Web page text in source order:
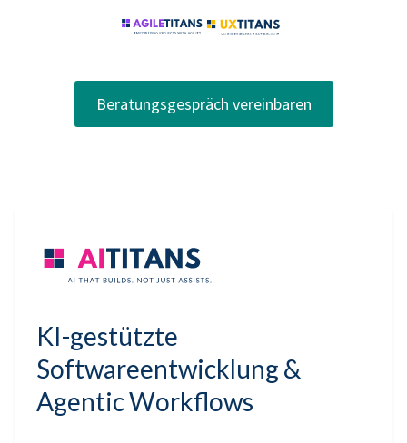
Beratungsgespräch vereinbaren
KI-gestützte
Softwareentwicklung &
Agentic Workflows